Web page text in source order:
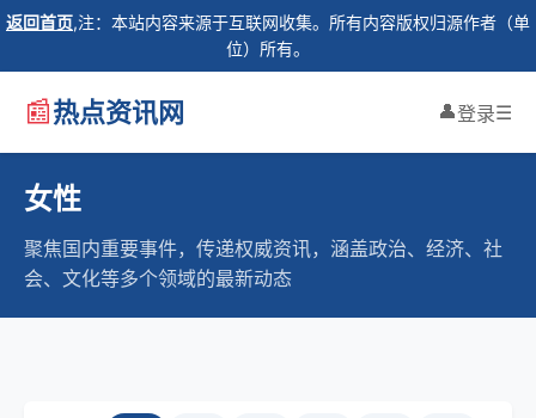
返回首页,注：本站内容来源于互联网收集。所有内容版权归源作者（单
位）所有。
📰热点资讯网 👤登录☰
女性
聚焦国内重要事件，传递权威资讯，涵盖政治、经济、社
会、文化等多个领域的最新动态